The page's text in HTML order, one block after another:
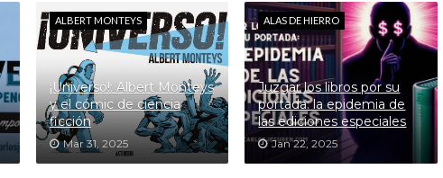
ALBERT MONTEYS
¡Universo!: Albert Monteys
y el cómic de ciencia
ficción
Mar 31, 2025
ALAS DE HIERRO
Juzgar los libros por su
portada: la epidemia de
las ediciones especiales
Jan 22, 2025